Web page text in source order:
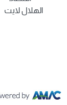
الهلال لايت